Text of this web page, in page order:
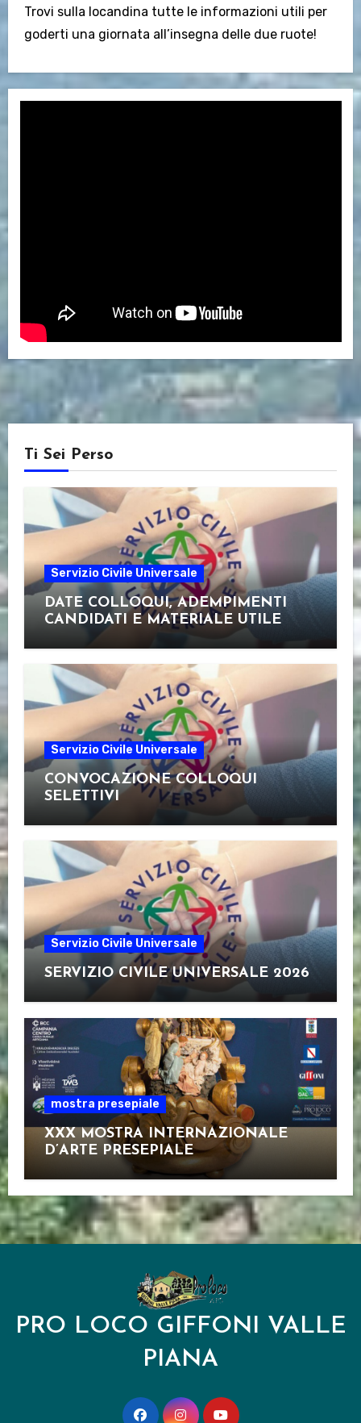
Trovi sulla locandina tutte le informazioni utili per
goderti una giornata all’insegna delle due ruote!
Ti Sei Perso
Servizio Civile Universale
DATE COLLOQUI, ADEMPIMENTI
CANDIDATI E MATERIALE UTILE
Servizio Civile Universale
CONVOCAZIONE COLLOQUI
SELETTIVI
Servizio Civile Universale
SERVIZIO CIVILE UNIVERSALE 2026
mostra presepiale
XXX MOSTRA INTERNAZIONALE
D’ARTE PRESEPIALE
PRO LOCO GIFFONI VALLE
PIANA